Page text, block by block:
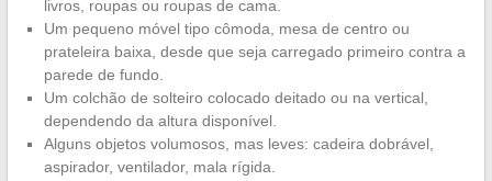
livros, roupas ou roupas de cama.
Um pequeno móvel tipo cômoda, mesa de centro ou
prateleira baixa, desde que seja carregado primeiro contra a
parede de fundo.
Um colchão de solteiro colocado deitado ou na vertical,
dependendo da altura disponível.
Alguns objetos volumosos, mas leves: cadeira dobrável,
aspirador, ventilador, mala rígida.